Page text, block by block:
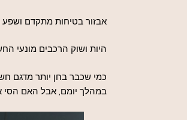
אבזור בטיחות מתקדם ושפע
היות ושוק הרכבים מונעי
במהלך יומם, אבל האם הסי